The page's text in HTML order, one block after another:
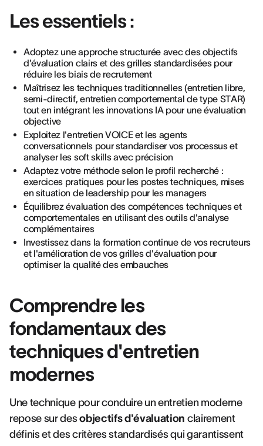
Les essentiels :
Adoptez une approche structurée avec des objectifs
d'évaluation clairs et des grilles standardisées pour
réduire les biais de recrutement
Maîtrisez les techniques traditionnelles (entretien libre,
semi-directif, entretien comportemental de type STAR)
tout en intégrant les innovations IA pour une évaluation
objective
Exploitez l'entretien VOICE et les agents
conversationnels pour standardiser vos processus et
analyser les soft skills avec précision
Adaptez votre méthode selon le profil recherché :
exercices pratiques pour les postes techniques, mises
en situation de leadership pour les managers
Équilibrez évaluation des compétences techniques et
comportementales en utilisant des outils d'analyse
complémentaires
Investissez dans la formation continue de vos recruteurs
et l'amélioration de vos grilles d'évaluation pour
optimiser la qualité des embauches
Comprendre les
fondamentaux des
techniques d'entretien
modernes
Une technique pour conduire un entretien moderne
repose sur desobjectifs d'évaluation clairement
définis et des critères standardisés qui garantissent